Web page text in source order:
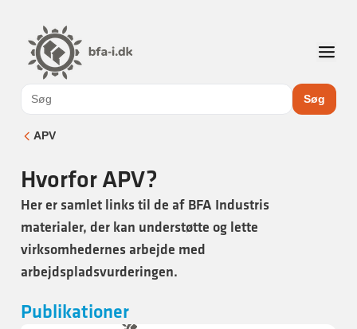
Søg
APV
Hvorfor APV?
Her er samlet links til de af BFA Industris
materialer, der kan understøtte og lette
virksomhedernes arbejde med
arbejdspladsvurderingen.
Publikationer